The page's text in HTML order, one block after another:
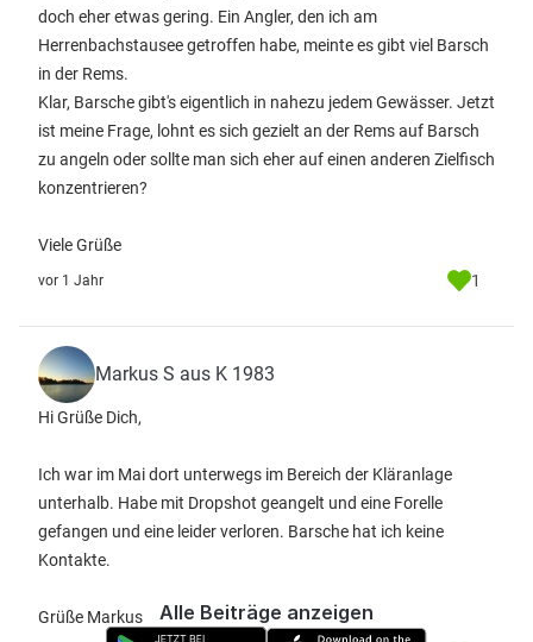
doch eher etwas gering. Ein Angler, den ich am
Herrenbachstausee getroffen habe, meinte es gibt viel Barsch
in der Rems.
Klar, Barsche gibt's eigentlich in nahezu jedem Gewässer. Jetzt
ist meine Frage, lohnt es sich gezielt an der Rems auf Barsch
zu angeln oder sollte man sich eher auf einen anderen Zielfisch
konzentrieren?
Viele Grüße
vor 1 Jahr 1
Markus S aus K 1983
Hi Grüße Dich,
Ich war im Mai dort unterwegs im Bereich der Kläranlage
unterhalb. Habe mit Dropshot geangelt und eine Forelle
gefangen und eine leider verloren. Barsche hat ich keine
Kontakte.
Grüße Markus Alle Beiträge anzeigen